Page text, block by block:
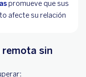
promueve que sus
afecte su relación
remota sin